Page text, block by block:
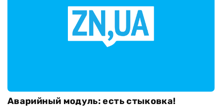
Аварийный модуль: есть стыковка!